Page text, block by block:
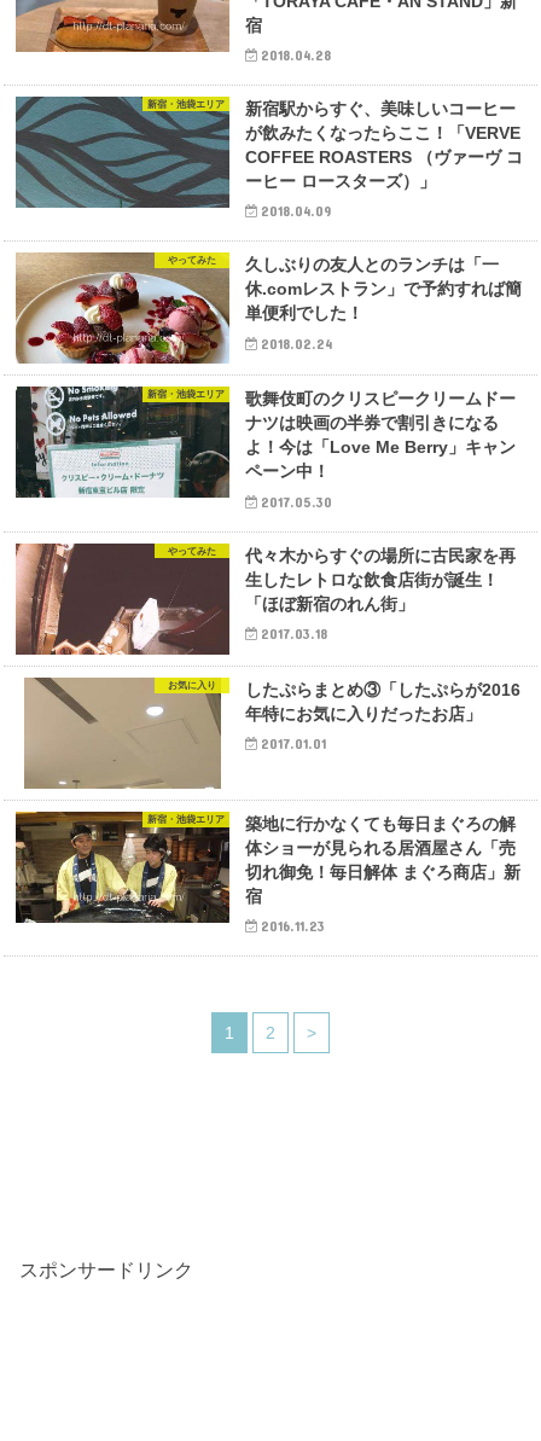
宿
2018.04.28
新宿・池袋エリア
新宿駅からすぐ、美味しいコーヒー
が飲みたくなったらここ！「VERVE
COFFEE ROASTERS （ヴァーヴ コ
ーヒー ロースターズ）」
2018.04.09
やってみた
久しぶりの友人とのランチは「一
休.comレストラン」で予約すれば簡
単便利でした！
2018.02.24
新宿・池袋エリア
歌舞伎町のクリスピークリームドー
ナツは映画の半券で割引きになる
よ！今は「Love Me Berry」キャン
ペーン中！
2017.05.30
やってみた
代々木からすぐの場所に古民家を再
生したレトロな飲食店街が誕生！
「ほぼ新宿のれん街」
2017.03.18
お気に入り
したぷらまとめ③「したぷらが2016
年特にお気に入りだったお店」
2017.01.01
新宿・池袋エリア
築地に行かなくても毎日まぐろの解
体ショーが見られる居酒屋さん「売
切れ御免！毎日解体 まぐろ商店」新
宿
2016.11.23
1 2 >
スポンサードリンク